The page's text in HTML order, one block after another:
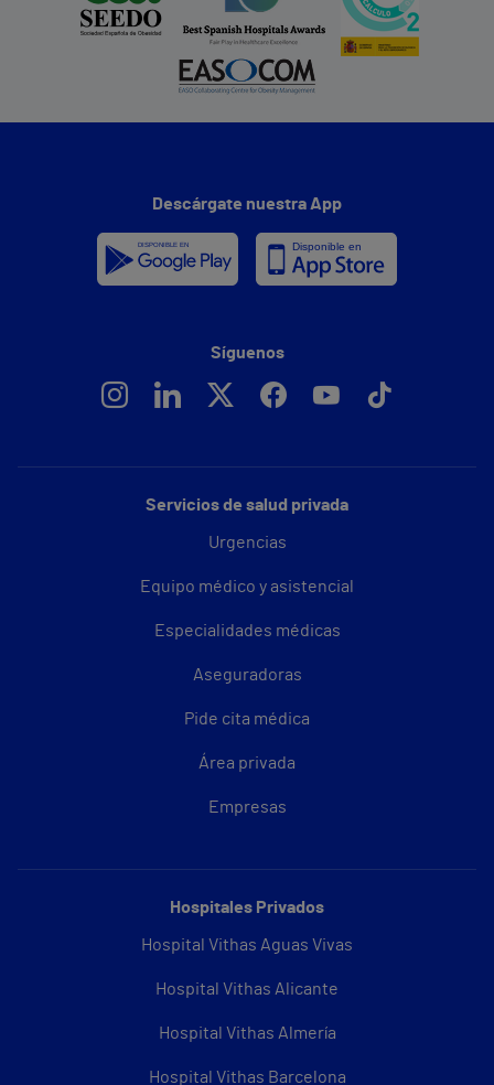
Servicios de salud privada
Urgencias
Equipo médico y asistencial
Especialidades médicas
Aseguradoras
Pide cita médica
Área privada
Empresas
Hospitales Privados
Hospital Vithas Aguas Vivas
Hospital Vithas Alicante
Hospital Vithas Almería
Hospital Vithas Barcelona
Descárgate nuestra App
Síguenos